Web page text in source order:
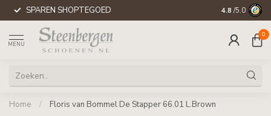
SPAREN SHOPTEGOED 4.8 /5.0
MENU
0
Home / Floris van Bommel De Stapper 66.01 L.Brown